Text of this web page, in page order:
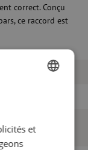
correct. Conçu
ce raccord est
avec rebord de
et